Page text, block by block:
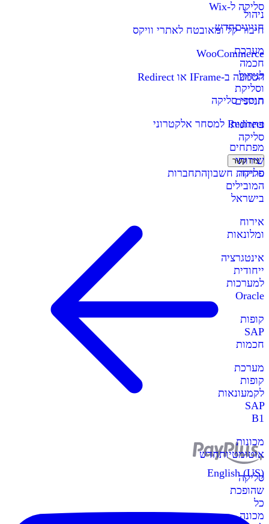
ניהול
חניוניםחדש
מערכת
חכמה
לניהול
וסליקת
חניונים
פתרונות
סליקה
שירותי
סליקה
המובילים
בישראל
אירוח
ומלונאות
אינטגרציה
ייחודית
למערכות
Oracle
קופות
SAP
חכמות
מערכת
קופות
לקמעונאות
SAP
B1
מכונות
אוטומטיותחדש
סליקה
שהופכת
כל
מכונה
סליקה ל-Wix
חיבור קל ומאובטח לאתרי וויקס
WooCommerce
הטמעה ב-IFrame או Redirect
תוספי סליקה
Redirect למסחר אלקטרוני
מפתחים
צרו קשר
פתיחת חשבוןהתחברות
English (US)